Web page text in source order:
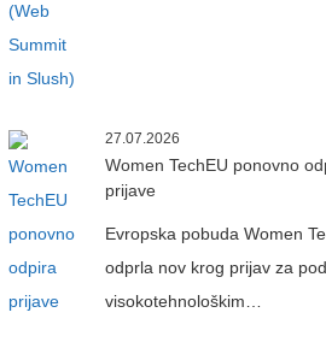
27.07.2026
Women TechEU ponovno
prijave
Evropska pobuda Women
odprla nov krog prijav za
visokotehnološkim…